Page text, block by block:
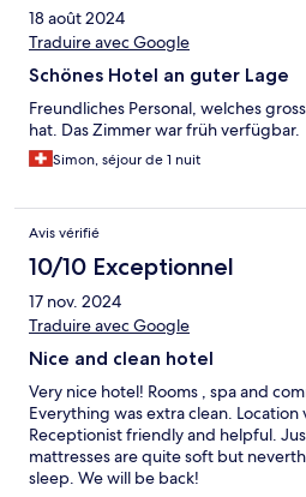
18 août 2024
Traduire avec Google
Schönes Hotel an guter Lage
Freundliches Personal, welches
hat. Das Zimmer war früh verfügbar.
Simon, séjour de 1 nuit
Avis vérifié
10/10 Exceptionnel
17 nov. 2024
Traduire avec Google
Nice and clean hotel
Very nice hotel! Rooms , spa and
Everything was extra clean.
Receptionist friendly and helpful.
mattresses are quite soft but
sleep. We will be back!